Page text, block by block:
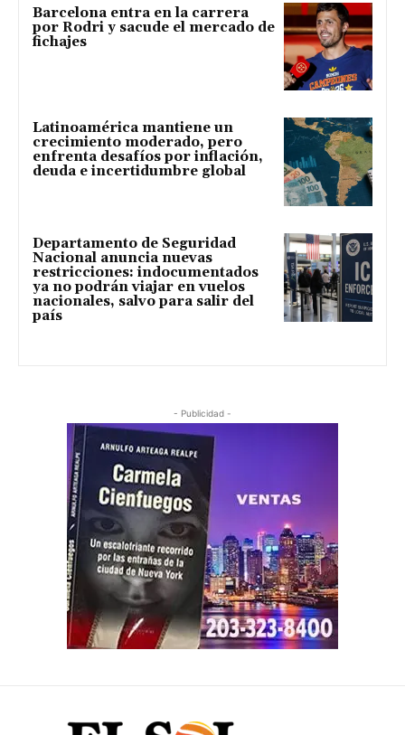
Barcelona entra en la carrera
por Rodri y sacude el mercado de
fichajes
Latinoamérica mantiene un
crecimiento moderado, pero
enfrenta desafíos por inflación,
deuda e incertidumbre global
Departamento de Seguridad
Nacional anuncia nuevas
restricciones: indocumentados
ya no podrán viajar en vuelos
nacionales, salvo para salir del
país
- Publicidad -